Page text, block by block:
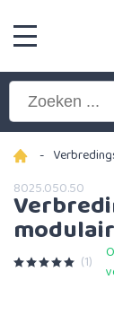
-
8025.050.50
(1)